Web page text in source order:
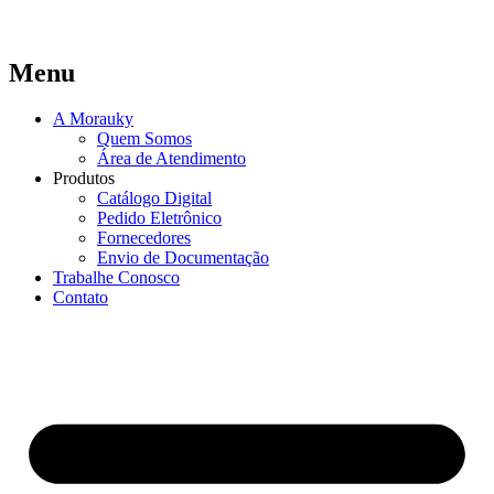
Menu
A Morauky
Quem Somos
Área de Atendimento
Produtos
Catálogo Digital
Pedido Eletrônico
Fornecedores
Envio de Documentação
Trabalhe Conosco
Contato